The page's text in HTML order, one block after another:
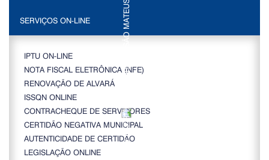
SERVIÇOS ON-LINE
IPTU ON-LINE
NOTA FISCAL ELETRÔNICA (NFE)
RENOVAÇÃO DE ALVARÁ
ISSQN ONLINE
CONTRACHEQUE DE SERVIDORES
CERTIDÃO NEGATIVA MUNICIPAL
AUTENTICIDADE DE CERTIDÃO
LEGISLAÇÃO ONLINE